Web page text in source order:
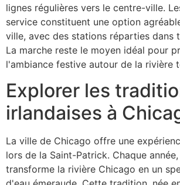
lignes régulières vers le centre-ville.
service constituent une option
ville, avec des stations réparties dans
La marche reste le moyen idéal pour
l'ambiance festive autour de la rivière
Explorer les
irlandaises à
La ville de Chicago offre une
lors de la Saint-Patrick. Chaque
transforme la rivière Chicago en un